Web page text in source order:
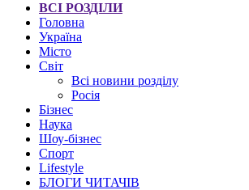
ВСІ РОЗДІЛИ
Головна
Україна
Місто
Світ
Всі новини розділу
Росія
Бізнес
Наука
Шоу-бізнес
Спорт
Lifestyle
БЛОГИ ЧИТАЧІВ